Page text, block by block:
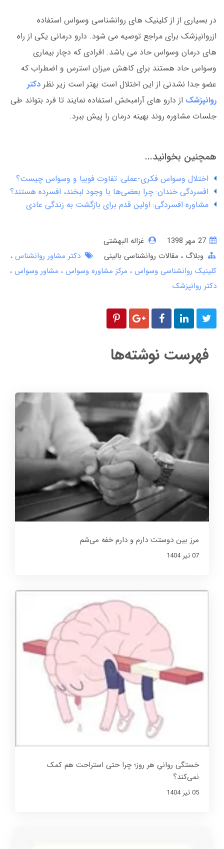
در بسیاری از از کلینیک های روانشناسی وسواس استفاده
ازروانپزشک برای مراجع توصیه می شود. دارو درمانی یکی از راه
های درمان وسواس حاد می باشد. افرادی که دچار بیماری
وسواس حاد هستند برای کاهش میزان استرس و اضطراب که
عضو جدا نشدنی از این اختلال است بهتر است زیر نظر دکتر
روانپزشک از دارو های آرامبخش استفاده نمایند تا فرد بتواند طی
جلسات مشاوره روند بهینه درمان را پیش ببرد.
همچنین بخوانید...
اختلال وسواس فکری-عملی: تفاوت فوبیا و وسواس چیست؟
افسردگی خندان: چرا بعضی‌ها با وجود لبخند، افسرده هستند؟
مشاوره افسردگی: اولین قدم برای بازگشت به زندگی عادی
غزاله البهشتی
وبلاگ مقالات روانشناسی بالینی
دکتر مشاور روانشناس
کلینیک روانشناسی وسواس
مرکز مشاوره وسواس
مشاور وسواس
دکتر روانپزشک
فهرست نوشته‌ها
مرز بین دوستت دارم و دارم خفه می‌شم
07 تير 1404
خستگی روانیِ هر روز؛ چرا حتی استراحت هم کمک
نمی‌کند؟
05 تير 1404